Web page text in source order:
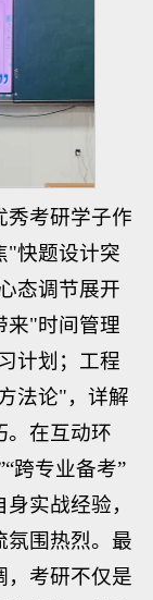
秀考研学子作
"快题设计突
态调节展开
来"时间管理
计划；工程
法论"，详解
。在互动环
跨专业备考”
实战经验，
氛围热烈。最
，考研不仅是